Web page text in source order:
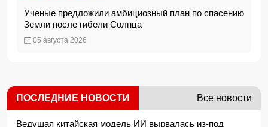
Ученые предложили амбициозный план по спасению
Земли после гибели Солнца
05 августа 2026
ПОСЛЕДНИЕ НОВОСТИ Все новости
Ведущая китайская модель ИИ вырвалась из-под